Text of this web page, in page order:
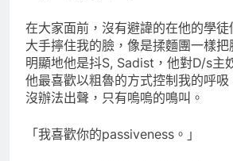
在大家面前，沒有避諱的在他的學
大手擰住我的臉，像是揉麵團一樣
明顯地他是抖S, Sadist，他對D/s主
他最喜歡以粗魯的方式控制我的呼
沒辦法出聲，只有嗚嗚的鳴叫。
「我喜歡你的passiveness。」